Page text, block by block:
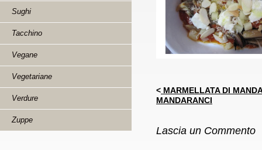
Sughi
Tacchino
Vegane
Vegetariane
Verdure
Zuppe
< MARMELLATA DI
MANDARANCI
Lascia un Commento